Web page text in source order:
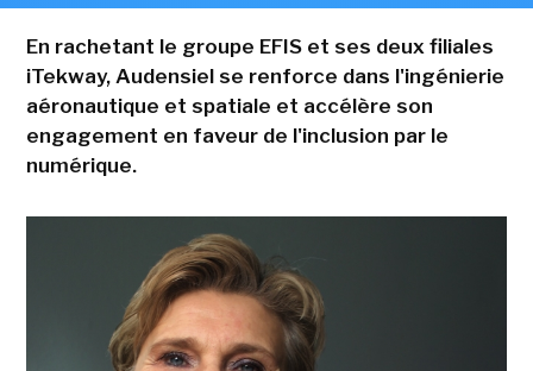
En rachetant le groupe EFIS et ses deux filiales
iTekway, Audensiel se renforce dans l'ingénierie
aéronautique et spatiale et accélère son
engagement en faveur de l'inclusion par le
numérique.